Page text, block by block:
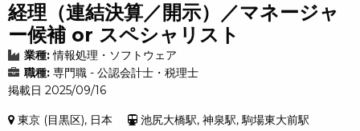
経理（連結決算／開示）／マネージャ
ー候補 or スペシャリスト
業種: 情報処理・ソフトウェア
職種: 専門職 - 公認会計士・税理士
掲載日 2025/09/16
東京 (目黒区), 日本
池尻大橋駅, 神泉駅, 駒場東大前駅